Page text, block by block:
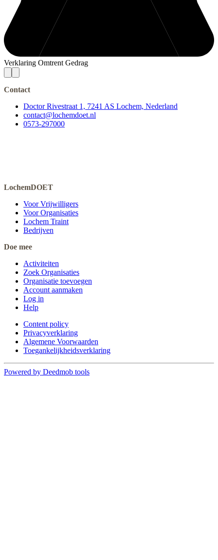
Verklaring Omtrent Gedrag
Contact
Doctor Rivestraat 1, 7241 AS Lochem, Nederland
contact@lochemdoet.nl
0573-297000
LochemDOET
Voor Vrijwilligers
Voor Organisaties
Lochem Traint
Bedrijven
Doe mee
Activiteiten
Zoek Organisaties
Organisatie toevoegen
Account aanmaken
Log in
Help
Content policy
Privacyverklaring
Algemene Voorwaarden
Toegankelijkheidsverklaring
Powered by Deedmob tools